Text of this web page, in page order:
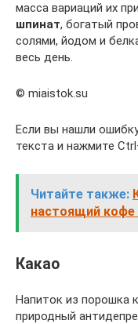
масса вариаций их
шпинат, богатый
солями, йодом и
весь день.
© miaistok.su
Если вы нашли
текста и нажмите
Читайте также:
настоящий кофе
Какао
Напиток из порошка
природный